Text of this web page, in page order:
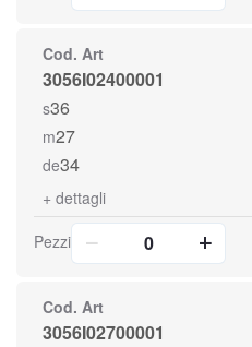
Cod. Art
3056I02400001
s36
m27
de34
+ dettagli
Pezzi
Cod. Art
3056I02700001